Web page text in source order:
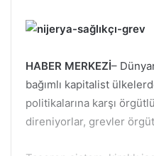
HABER MERKEZİ–
bağımlı kapitalist
politikalarına karşı
direniyorlar, grevler